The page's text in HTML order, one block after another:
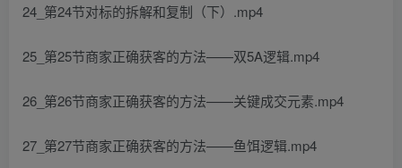
24_第24节对标的拆解和复制（下）.mp4
25_第25节商家正确获客的方法——双5A逻辑.mp4
26_第26节商家正确获客的方法——关键成交元素.mp4
27_第27节商家正确获客的方法——鱼饵逻辑.mp4